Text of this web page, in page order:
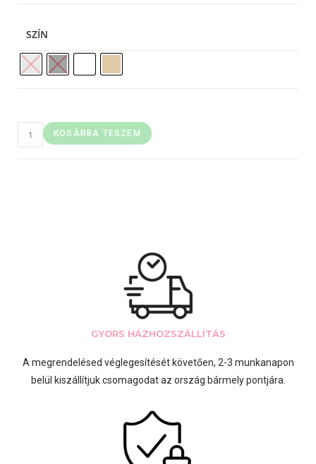
SZÍN
KOSÁRBA TESZEM
GYORS HÁZHOZSZÁLLÍTÁS
A megrendelésed véglegesítését követően, 2-3 munkanapon
belül kiszállítjuk csomagodat az ország bármely pontjára.